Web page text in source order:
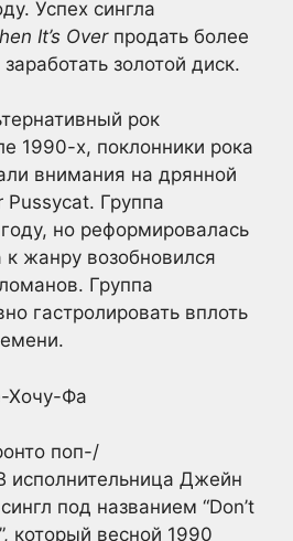
Успех сингла
It’s Overпродать более
золотой диск.
рок
1990-х, поклонники рока
внимания на дрянной
Группа
но реформировалась
к жанру возобновился
Группа
гастролировать вплоть
поп-/
исполнительница Джейн
под названием “Don’t
который весной 1990